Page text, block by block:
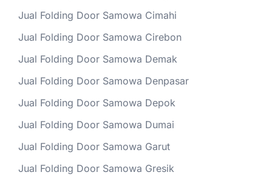
Jual Folding Door Samowa Cimahi
Jual Folding Door Samowa Cirebon
Jual Folding Door Samowa Demak
Jual Folding Door Samowa Denpasar
Jual Folding Door Samowa Depok
Jual Folding Door Samowa Dumai
Jual Folding Door Samowa Garut
Jual Folding Door Samowa Gresik